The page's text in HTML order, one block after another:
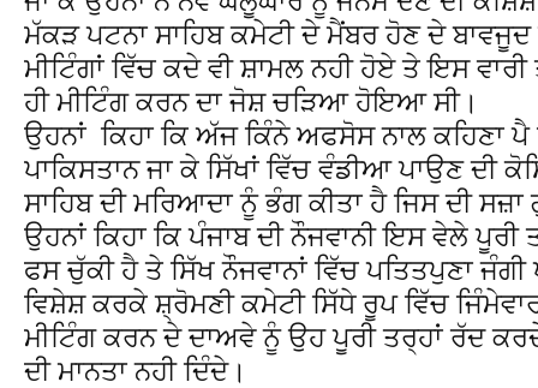
ਮੱਕੜ ਪਟਨਾ ਸਾਹਿਬ ਕਮੇਟੀ ਦੇ ਮੈਂਬਰ ਹੋਣ ਦੇ
ਮੀਟਿੰਗਾਂ ਵਿੱਚ ਕਦੇ ਵੀ ਸ਼ਾਮਲ ਨਹੀ ਹੋਏ ਤੇ ਇਸ
ਹੀ ਮੀਟਿੰਗ ਕਰਨ ਦਾ ਜੋਸ਼ ਚੜਿਆ ਹੋਇਆ ਸੀ।
ਉਹਨਾਂ ਕਿਹਾ ਕਿ ਅੱਜ ਕਿੰਨੇ ਅਫਸੋਸ ਨਾਲ ਕਹਿਣਾ ਪੈ
ਪਾਕਿਸਤਾਨ ਜਾ ਕੇ ਸਿੱਖਾਂ ਵਿੱਚ ਵੰਡੀਆ ਪਾਉਣ ਦੀ
ਸਾਹਿਬ ਦੀ ਮਰਿਆਦਾ ਨੂੰ ਭੰਗ ਕੀਤਾ ਹੈ ਜਿਸ ਦੀ
ਉਹਨਾਂ ਕਿਹਾ ਕਿ ਪੰਜਾਬ ਦੀ ਨੌਜਵਾਨੀ ਇਸ ਵੇਲੇ
ਫਸ ਚੁੱਕੀ ਹੈ ਤੇ ਸਿੱਖ ਨੌਜਵਾਨਾਂ ਵਿੱਚ ਪਤਿਤਪੁਣਾ
ਵਿਸ਼ੇਸ਼ ਕਰਕੇ ਸ਼੍ਰੋਮਣੀ ਕਮੇਟੀ ਸਿੱਧੇ ਰੂਪ ਵਿੱਚ
ਮੀਟਿੰਗ ਕਰਨ ਦੇ ਦਾਅਵੇ ਨੂੰ ਉਹ ਪੂਰੀ ਤਰ੍ਹਾਂ ਰੱਦ
ਦੀ ਮਾਨਤਾ ਨਹੀ ਦਿੰਦੇ।